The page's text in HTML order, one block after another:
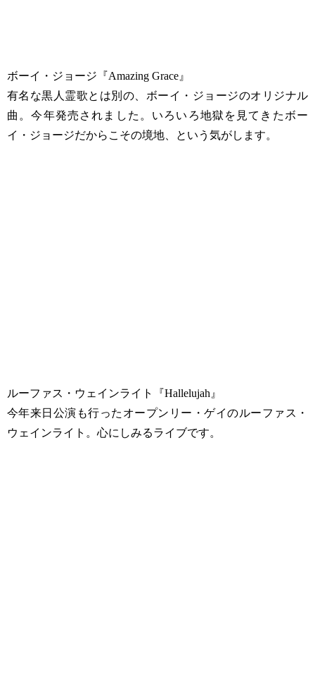
ボーイ・ジョージ『Amazing Grace』
有名な黒人霊歌とは別の、ボーイ・ジョージのオリジナル
曲。今年発売されました。いろいろ地獄を見てきたボー
イ・ジョージだからこその境地、という気がします。
ルーファス・ウェインライト『Hallelujah』
今年来日公演も行ったオープンリー・ゲイのルーファス・
ウェインライト。心にしみるライブです。